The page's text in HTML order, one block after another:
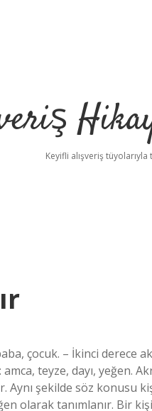
Keyifli alışveriş tüyolarıyla
çocuk. – İkinci derece
teyze, dayı, yeğen.
Aynı şekilde söz konusu
olarak tanımlanır. Bir